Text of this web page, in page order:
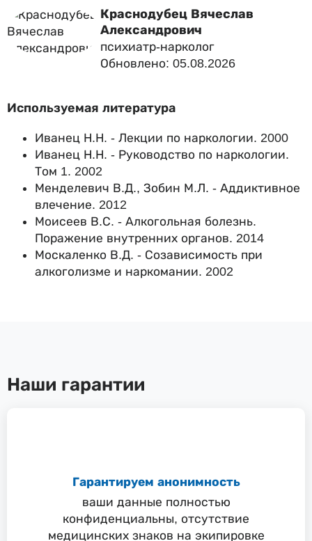
Краснодубец Вячеслав
Александрович
психиатр-нарколог
Обновлено: 05.08.2026
Используемая литература
Иванец Н.Н. - Лекции по наркологии. 2000
Иванец Н.Н. - Руководство по наркологии.
Том 1. 2002
Менделевич В.Д., Зобин М.Л. - Аддиктивное
влечение. 2012
Моисеев В.С. - Алкогольная болезнь.
Поражение внутренних органов. 2014
Москаленко В.Д. - Созависимость при
алкоголизме и наркомании. 2002
Наши гарантии
Гарантируем анонимность
ваши данные полностью
конфиденциальны, отсутствие
медицинских знаков на экипировке